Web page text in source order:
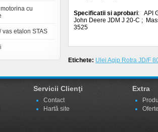
cu
vas etalon STAS
Specificatii si aprobari: API
John Deere JDM J 20-C ;
3525
Etichete: Ulei Agip Rotra JD/F
Servicii Clienţi
Contact
Hartă site
Extra